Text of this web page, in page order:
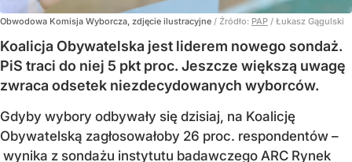
Obwodowa Komisja Wyborcza, zdjęcie ilustracyjne / Źródło: PAP / Łukasz Gągulski
Koalicja Obywatelska jest liderem nowego sondaż.
PiS traci do niej 5 pkt proc. Jeszcze większą uwagę
zwraca odsetek niezdecydowanych wyborców.
Gdyby wybory odbywały się dzisiaj, na Koalicję
Obywatelską zagłosowałoby 26 proc. respondentów –
wynika z sondażu instytutu badawczego ARC Rynek